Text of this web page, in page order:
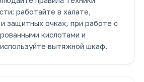
работайте в халате,
защитных очках, при работе с
кислотами и
вытяжной шкаф.